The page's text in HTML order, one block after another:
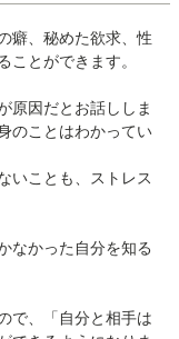
癖、秘めた欲求、性
ことができます。
原因だとお話ししま
のことはわかってい
いことも、ストレス
なかった自分を知る
で、「自分と相手は